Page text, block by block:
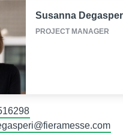
Susanna
PROJECT MANAGER